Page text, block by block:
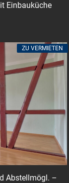
Einbauküche
Abstellmögl. –
ZU VERMIETEN